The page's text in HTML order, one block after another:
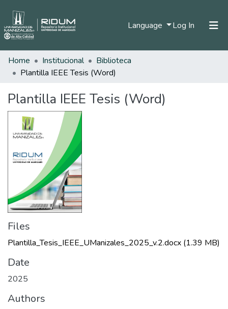
Language Log In (current)
Home Institucional
Biblioteca
Plantilla IEEE Tesis (Word)
Plantilla IEEE Tesis (Word)
Files
Plantilla_Tesis_IEEE_UManizales_2025_v.2.docx (1.39 MB)
Date
2025
Authors